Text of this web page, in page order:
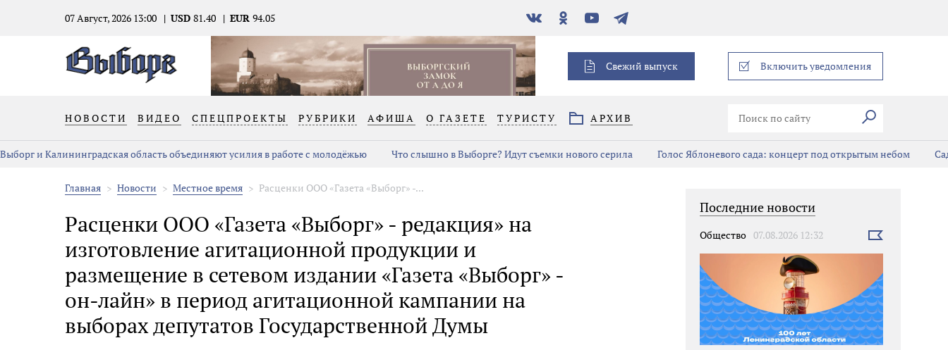
07 Август, 2026 13:00 USD 81.40 EUR 94.05
В
контакте
Одноклассники
YouTubeТелеграм
Свежий выпуск Включить уведомления
НОВОСТИ ВИДЕО СПЕЦПРОЕКТЫ РУБРИКИ АФИША О ГАЗЕТЕ ТУРИСТУ АРХИВ Искать
Выборг и Калининградская область объединяют усилия в работе с молодёжью Что слышно в Выборге? Идут съемки нового серила Голос Яблоневого сада: концерт под открытым небом
Главная Новости Местное время Расценки ООО «Газета «Выборг» -...
Расценки ООО «Газета «Выборг» - редакция» на
изготовление агитационной продукции и
размещение в сетевом издании «Газета «Выборг» -
он-лайн» в период агитационной кампании на
выборах депутатов Государственной Думы
Последние новости
Общество 07.08.2026 12:32
Выбрать